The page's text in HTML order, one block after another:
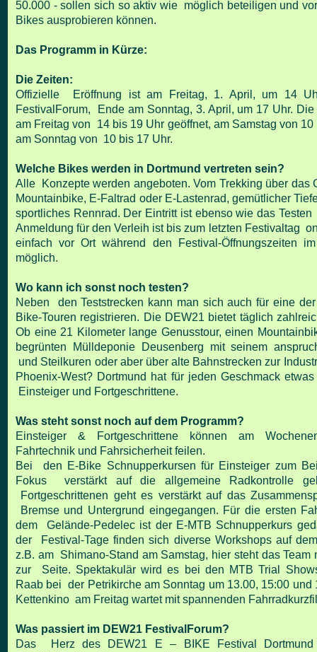
50.000 - sollen sich so aktiv wie möglich beteiligen und
Bikes ausprobieren können.
Das Programm in Kürze:
Die Zeiten:
Offizielle Eröffnung ist am Freitag, 1. April, um 14
FestivalForum, Ende am Sonntag, 3. April, um 17 Uhr.
am Freitag von 14 bis 19 Uhr geöffnet, am Samstag von
am Sonntag von 10 bis 17 Uhr.
Welche Bikes werden in Dortmund vertreten sein?
Alle Konzepte werden angeboten. Vom Trekking über das
Mountainbike, E-Faltrad oder E-Lastenrad, gemütlicher
sportliches Rennrad. Der Eintritt ist ebenso wie das
Anmeldung für den Verleih ist bis zum letzten Festivaltag
einfach vor Ort während den Festival-Öffnungszeiten
möglich.
Wo kann ich sonst noch testen?
Neben den Teststrecken kann man sich auch für eine
Bike-Touren registrieren. Die DEW21 bietet täglich
Ob eine 21 Kilometer lange Genusstour, einen
begrünten Mülldeponie Deusenberg mit seinem
und Steilkuren oder aber über alte Bahnstrecken zur
Phoenix-West? Dortmund hat für jeden Geschmack
Einsteiger und Fortgeschrittene.
Was steht sonst noch auf dem Programm?
Einsteiger & Fortgeschrittene können am
Fahrtechnik und Fahrsicherheit feilen.
Bei den E-Bike Schnupperkursen für Einsteiger zum
Fokus verstärkt auf die allgemeine Radkontrolle
Fortgeschrittenen geht es verstärkt auf das
Bremse und Untergrund eingegangen. Für die ersten
dem Gelände-Pedelec ist der E-MTB Schnupperkurs
der Festival-Tage finden sich diverse Workshops auf
z.B. am Shimano-Stand am Samstag, hier steht das Team
zur Seite. Spektakulär wird es bei den MTB Trial
Raab bei der Petrikirche am Sonntag um 13.00, 15:00 und
Kettenkino am Freitag wartet mit spannenden
Was passiert im DEW21 FestivalForum?
Das Herz des DEW21 E – BIKE Festival Dortmund